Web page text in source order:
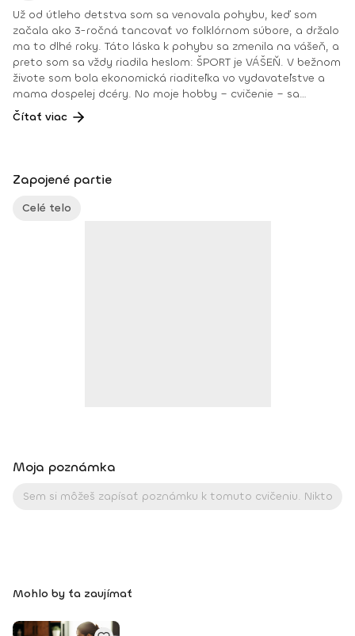
Už od útleho detstva som sa venovala pohybu, keď som
začala ako 3-ročná tancovať vo folklórnom súbore, a držalo
ma to dlhé roky. Táto láska k pohybu sa zmenila na vášeň, a
preto som sa vždy riadila heslom: ŠPORT je VÁŠEŇ. V bežnom
živote som bola ekonomická riaditeľka vo vydavateľstve a
mama dospelej dcéry. No moje hobby – cvičenie – sa
dostávalo do popredia už dlhé roky. Takmer dennodenne
som viedla skupinové tréningy a pre svojich klientov som
Fitleader – skupinový tréner nováčik 2018. No oveľa väčším
ocenením bola vždy pre mňa pozitívna spätná väzba od
klientov. • YOGA teacher RYT@200 • POWER YOGA inštruktor
Čítať viac
Zapojené partie
Celé telo
Moja poznámka
Mohlo by ťa zaujímať